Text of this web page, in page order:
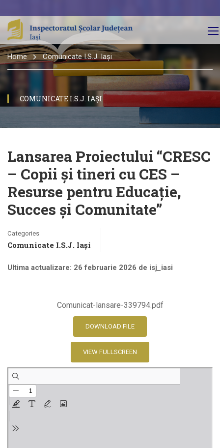
Home Comunicate I.S.J. Iași
COMUNICATE I.S.J. IAȘI
Lansarea Proiectului “CRESC
– Copii și tineri cu CES –
Resurse pentru Educație,
Succes și Comunitate”
Categories
Comunicate I.S.J. Iași
Ultima actualizare: 26 februarie 2026 de isj_iasi
Comunicat-lansare-339794.pdf
DOWNLOAD FILE
VIEW FULLSCREEN